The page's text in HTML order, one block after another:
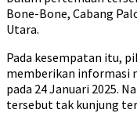
Bone-Bone, Cabang
Utara.
Pada kesempatan itu,
memberikan informasi
pada 24 Januari 2025.
tersebut tak kunjung